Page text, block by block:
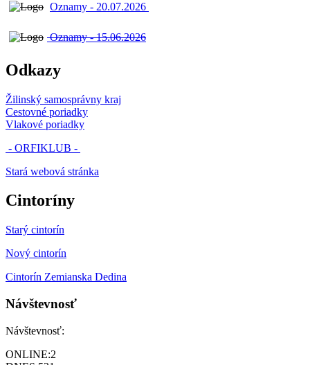
Oznamy - 20.07.2026
Oznamy - 15.06.2026
Odkazy
Žilinský samosprávny kraj
Cestovné poriadky
Vlakové poriadky
- ORFIKLUB -
Stará webová stránka
Cintoríny
Starý cintorín
Nový cintorín
Cintorín Zemianska Dedina
Návštevnosť
Návštevnosť:
ONLINE:2